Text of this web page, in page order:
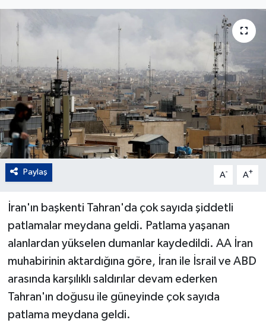
Paylaş A- A+
İran'ın başkenti Tahran'da çok sayıda şiddetli
patlamalar meydana geldi. Patlama yaşanan
alanlardan yükselen dumanlar kaydedildi. AA İran
muhabirinin aktardığına göre, İran ile İsrail ve ABD
arasında karşılıklı saldırılar devam ederken
Tahran'ın doğusu ile güneyinde çok sayıda
patlama meydana geldi.